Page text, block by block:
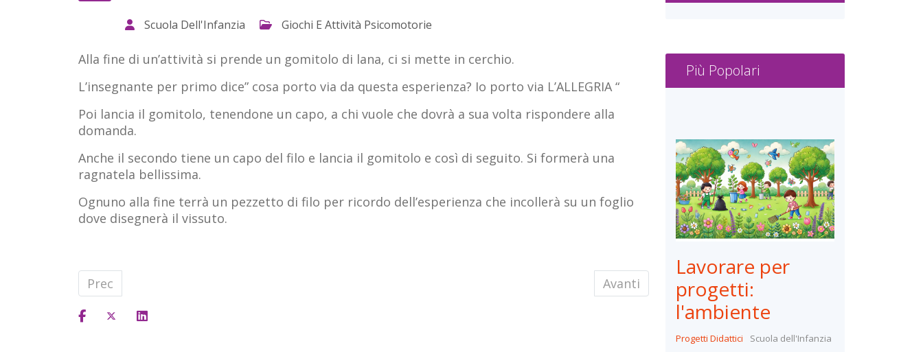
Scuola Dell'Infanzia Giochi E Attività Psicomotorie
Alla fine di un’attività si prende un gomitolo di lana, ci si mette in cerchio.
L’insegnante per primo dice” cosa porto via da questa esperienza? Io porto via L’ALLEGRIA “
Poi lancia il gomitolo, tenendone un capo, a chi vuole che dovrà a sua volta rispondere alla
domanda.
Anche il secondo tiene un capo del filo e lancia il gomitolo e così di seguito. Si formerà una
ragnatela bellissima.
Ognuno alla fine terrà un pezzetto di filo per ricordo dell’esperienza che incollerà su un foglio
dove disegnerà il vissuto.
Articolo precedente: Il gioco dei giganti
Prec Articolo successivo: La Fattoria
Avanti
Più Popolari
Lavorare per
progetti:
l'ambiente
Progetti Didattici Scuola dell'Infanzia